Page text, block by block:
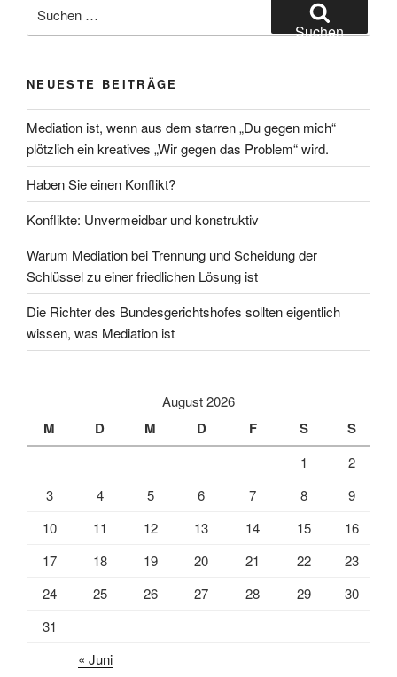
nach:
Suchen
NEUESTE BEITRÄGE
Mediation ist, wenn aus dem starren „Du gegen mich“
plötzlich ein kreatives „Wir gegen das Problem“ wird.
Haben Sie einen Konflikt?
Konflikte: Unvermeidbar und konstruktiv
Warum Mediation bei Trennung und Scheidung der
Schlüssel zu einer friedlichen Lösung ist
Die Richter des Bundesgerichtshofes sollten eigentlich
wissen, was Mediation ist
August 2026
M D M D F S S
1
2
3
4 5 6 7 8
9
10
11 12 13 14 15
16
17
18 19 20 21 22
23
24
25 26 27 28 29
30
31
« Juni